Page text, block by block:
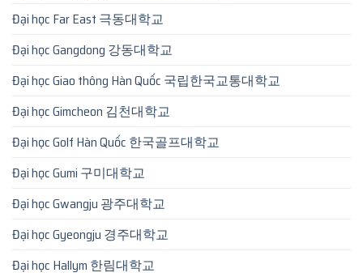
Đại học Far East 극동대학교
Đại học Gangdong 강동대학교
Đại học Giao thông Hàn Quốc 국립한국교통대학교
Đại học Gimcheon 김천대학교
Đại học Golf Hàn Quốc 한국골프대학교
Đại học Gumi 구미대학교
Đại học Gwangju 광주대학교
Đại học Gyeongju 경주대학교
Đại học Hallym 한림대학교